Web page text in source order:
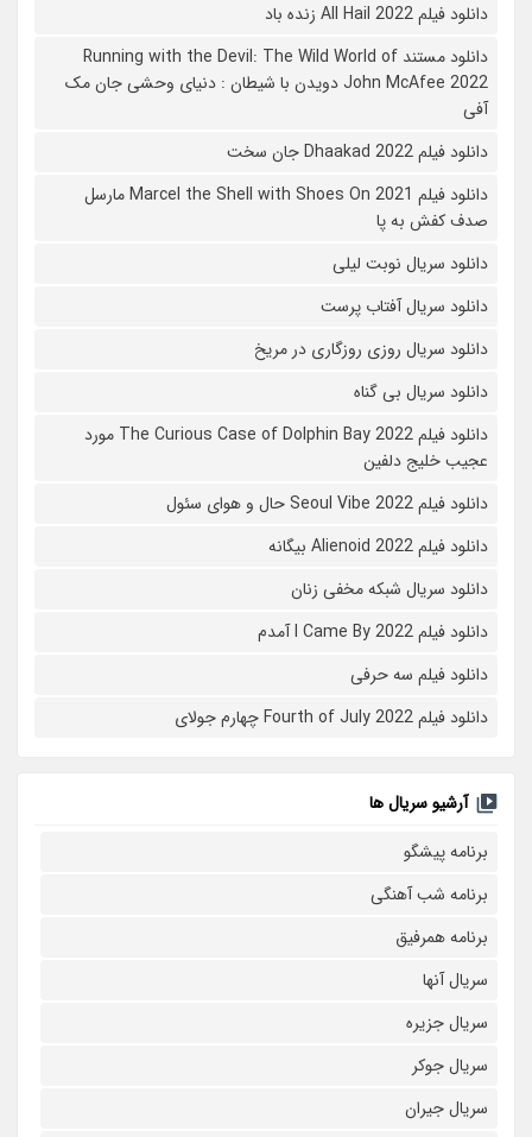
دانلود فیلم All Hail 2022 زنده باد
دانلود مستند Running with the Devil: The Wild World of
John McAfee 2022 دویدن با شیطان : دنیای وحشی جان مک
آفی
دانلود فیلم Dhaakad 2022 جان سخت
دانلود فیلم Marcel the Shell with Shoes On 2021 مارسل
صدف کفش به پا
دانلود سریال نوبت لیلی
دانلود سریال آفتاب پرست
دانلود سریال روزی روزگاری در مریخ
دانلود سریال بی گناه
دانلود فیلم The Curious Case of Dolphin Bay 2022 مورد
عجیب خلیج دلفین
دانلود فیلم Seoul Vibe 2022 حال و هوای سئول
دانلود فیلم Alienoid 2022 بیگانه
دانلود سریال شبکه مخفی زنان
دانلود فیلم I Came By 2022 آمدم
دانلود فیلم سه حرفی
دانلود فیلم Fourth of July 2022 چهارم جولای
آرشیو سریال ها
برنامه پیشگو
برنامه شب آهنگی
برنامه همرفیق
سریال آنها
سریال جزیره
سریال جوکر
سریال جیران